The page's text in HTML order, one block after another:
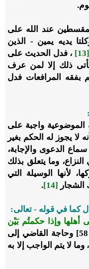
عند الله على
يديه يمين - الذين
[13]
، فدل الحديث على
ذلك إلا لمن عرف
بفقه المرافعات فدل
الموضوعية واجبة على
لا يجوز له الحكم بغير
الدعوى والإجابة،
وما يتعلق بذلك
لأنها الوسيلة التي
[14]
.
كما في قوله - تعالى:
أهلها وإذا حكمتُم بَيْن
... ﴾ [النساء: 58] وحاجة القاضي إلى
لا يتم الواجب إلا به